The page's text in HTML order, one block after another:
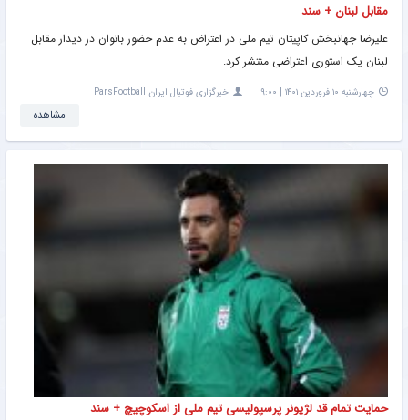
مقابل لبنان + سند
علیرضا جهانبخش کاپیتان تیم ملی در اعتراض به عدم حضور بانوان در دیدار مقابل
لبنان یک استوری اعتراضی منتشر کرد.
چهارشنبه ۱۰ فروردین ۱۴۰۱ | ۹:۰۰ خبرگزاری فوتبال ایران ParsFootball
مشاهده
حمایت تمام قد لژیونر پرسپولیسی تیم ملی از اسکوچیچ + سند